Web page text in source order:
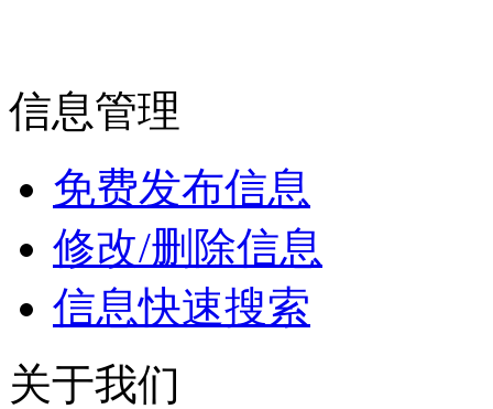
信息管理
免费发布信息
修改/删除信息
信息快速搜索
关于我们